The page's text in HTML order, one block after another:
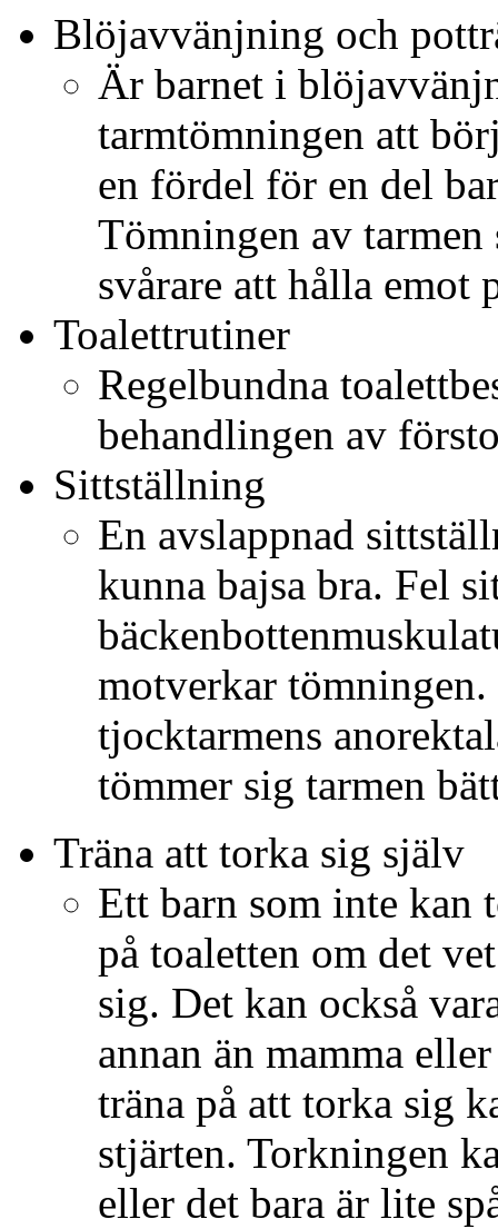
Blöjavvänjning och
Är barnet i
tarmtömningen att
en fördel för en del
Tömningen av tarmen
svårare att hålla emot
Toalettrutiner
Regelbundna
behandlingen av
Sittställning
En avslappnad
kunna bajsa bra. Fel
motverkar
tjocktarmens
tömmer sig tarmen
Träna att torka sig själv
Ett barn som inte kan
på toaletten om det
sig. Det kan också
annan än mamma
träna på att torka sig
stjärten. Torkningen
eller det bara är lite